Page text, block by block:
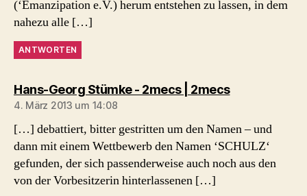
(‘Emanzipation e.V.) herum entstehen zu lassen, in dem
nahezu alle […]
ANTWORTEN
Hans-Georg Stümke - 2mecs | 2mecssagt:
4. März 2013 um 14:08
[…] debattiert, bitter gestritten um den Namen – und
dann mit einem Wettbewerb den Namen ‘SCHULZ‘
gefunden, der sich passenderweise auch noch aus den
von der Vorbesitzerin hinterlassenen […]